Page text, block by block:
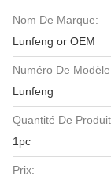
Nom De Marque:
Lunfeng or OEM
Numéro De
Lunfeng
Quantité De
1pc
Prix: